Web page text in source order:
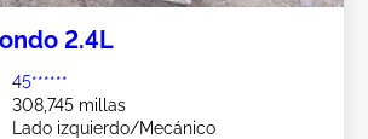
2.4L
45******
308,745 millas
Lado izquierdo/Mecánico